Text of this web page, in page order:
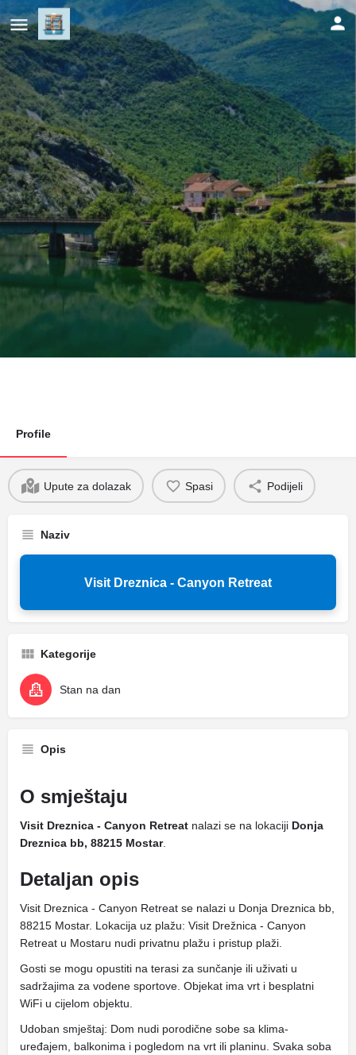
Visit Dreznica - Canyon Retreat
Profile
Upute za dolazak Spasi Podijeli
Naziv
Visit Dreznica - Canyon Retreat
Kategorije
Stan na dan
Opis
O smještaju
Visit Dreznica - Canyon Retreat nalazi se na lokaciji Donja
Dreznica bb, 88215 Mostar.
Detaljan opis
Visit Dreznica - Canyon Retreat se nalazi u Donja Dreznica bb,
88215 Mostar. Lokacija uz plažu: Visit Drežnica - Canyon
Retreat u Mostaru nudi privatnu plažu i pristup plaži.
Gosti se mogu opustiti na terasi za sunčanje ili uživati ​​u
sadržajima za vodene sportove. Objekat ima vrt i besplatni
WiFi u cijelom objektu.
Udoban smještaj: Dom nudi porodične sobe sa klima-
uređajem, balkonima i pogledom na vrt ili planinu. Svaka soba